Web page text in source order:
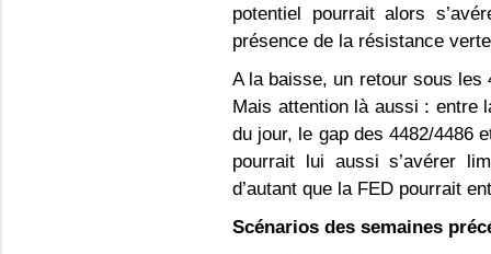
potentiel pourrait alors
présence de la résistance
A la baisse, un retour sous les
Mais attention là aussi : entre
du jour, le gap des 4482/4486
pourrait lui aussi s’avérer
d’autant que la FED pourrait
Scénarios des semaines